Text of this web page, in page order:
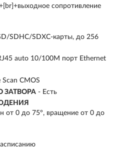
сопротивление
SDHC/SDXC-карты, до 256
auto 10/100M порт Ethernet
Scan CMOS
- Есть
от 0 до 75°, вращение от 0 до